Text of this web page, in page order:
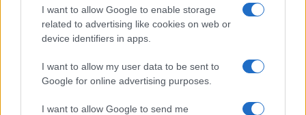
I want to allow Google to enable storage
related to advertising like cookies on web or
device identifiers in apps.
I want to allow my user data to be sent to
Google for online advertising purposes.
I want to allow Google to send me